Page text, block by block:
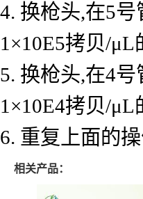
4. 换枪头,在5
1×10E5拷贝/
5. 换枪头,在4
1×10E4拷贝/
6. 重复上面的
相关产品：